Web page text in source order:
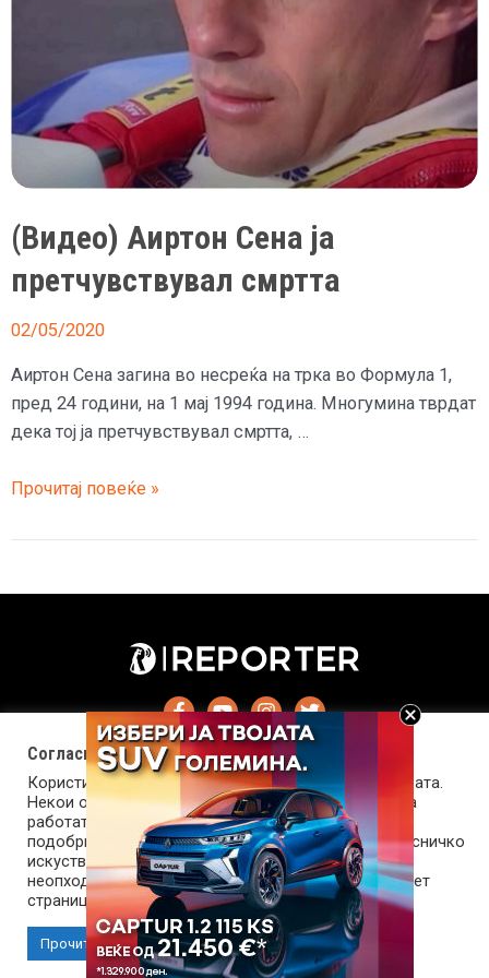
(Видео) Аиртон Сена ја
претчувствувал смртта
02/05/2020
Аиртон Сена загина во несреќа на трка во Формула 1,
пред 24 години, на 1 мај 1994 година. Многумина тврдат
дека тој ја претчувствувал смртта, …
(Видео)
Сена
претчувствувал
Прочитај повеќе »
Copyright © 2026 Reporter.mk | Member of Clip Media Group
Импресум Маркетинг Контакт Услови за користење
Согласност за колачиња (cookies)
Користиме колачиња за оптимизирање на страницата.
Некои од колачињата се од суштинско значење за
работата на страницата, а други помагаат да ја
подобриме оваа интернет страница и вашето корисничко
искуство. Напомена: задолжителните колачиња се
неопходни за користење и пристап до оваа интернет
страница.
Прочитај повеќе Прифати колачиња